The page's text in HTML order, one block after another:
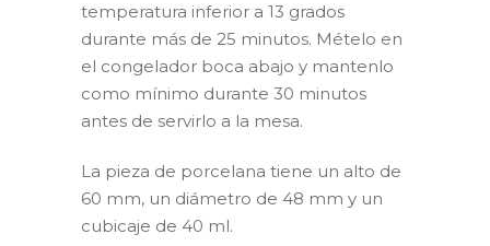
temperatura inferior a 13 grados
durante más de 25 minutos. Mételo en
el congelador boca abajo y mantenlo
como mínimo durante 30 minutos
antes de servirlo a la mesa.
La pieza de porcelana tiene un alto de
60 mm, un diámetro de 48 mm y un
cubicaje de 40 ml.